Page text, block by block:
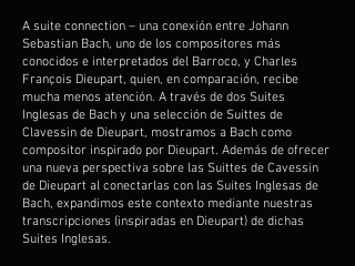
A suite connection – una conexión entre Johann
Sebastian Bach, uno de los compositores más
conocidos e interpretados del Barroco, y Charles
François Dieupart, quien, en comparación, recibe
mucha menos atención. A través de dos Suites
Inglesas de Bach y una selección de Suittes de
Clavessin de Dieupart, mostramos a Bach como
compositor inspirado por Dieupart. Además de ofrecer
una nueva perspectiva sobre las Suittes de Cavessin
de Dieupart al conectarlas con las Suites Inglesas de
Bach, expandimos este contexto mediante nuestras
transcripciones (inspiradas en Dieupart) de dichas
Suites Inglesas.